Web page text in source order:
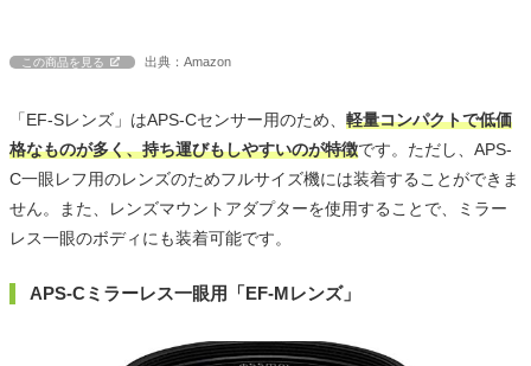
この商品を見る 出典：Amazon
「EF-Sレンズ」はAPS-Cセンサー用のため、 軽量コンパクトで低価
格なものが多く、持ち運びもしやすいのが特徴です。ただし、APS-
C一眼レフ用のレンズのためフルサイズ機には装着することができま
せん。また、レンズマウントアダプターを使用することで、ミラー
レス一眼のボディにも装着可能です。
APS-Cミラーレス一眼用「EF-Mレンズ」